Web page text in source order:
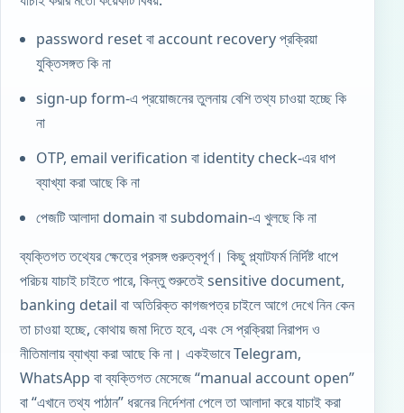
password reset বা account recovery প্রক্রিয়া
যুক্তিসঙ্গত কি না
sign-up form-এ প্রয়োজনের তুলনায় বেশি তথ্য চাওয়া হচ্ছে কি
না
OTP, email verification বা identity check-এর ধাপ
ব্যাখ্যা করা আছে কি না
পেজটি আলাদা domain বা subdomain-এ খুলছে কি না
ব্যক্তিগত তথ্যের ক্ষেত্রে প্রসঙ্গ গুরুত্বপূর্ণ। কিছু প্ল্যাটফর্ম নির্দিষ্ট ধাপে
পরিচয় যাচাই চাইতে পারে, কিন্তু শুরুতেই sensitive document,
banking detail বা অতিরিক্ত কাগজপত্র চাইলে আগে দেখে নিন কেন
তা চাওয়া হচ্ছে, কোথায় জমা দিতে হবে, এবং সে প্রক্রিয়া নিরাপদ ও
নীতিমালায় ব্যাখ্যা করা আছে কি না। একইভাবে Telegram,
WhatsApp বা ব্যক্তিগত মেসেজে “manual account open”
বা “এখানে তথ্য পাঠান” ধরনের নির্দেশনা পেলে তা আলাদা করে যাচাই করা